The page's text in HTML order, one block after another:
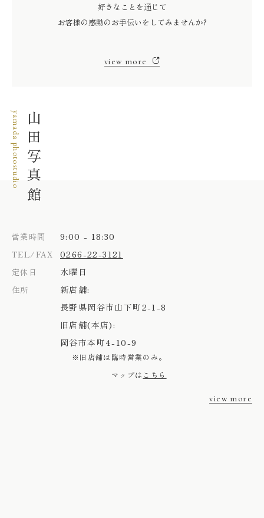
好きなことを通じて
お客様の感動のお手伝いをしてみませんか?
view more
山田写真館
yamada photostudio
営業時間 9:00 - 18:30
TEL/FAX 0266-22-3121
定休日 水曜日
住所
新店舗:
長野県岡谷市山下町2-1-8
旧店舗(本店):
岡谷市本町4-10-9
※旧店舗は臨時営業のみ。
マップは こちら
view more